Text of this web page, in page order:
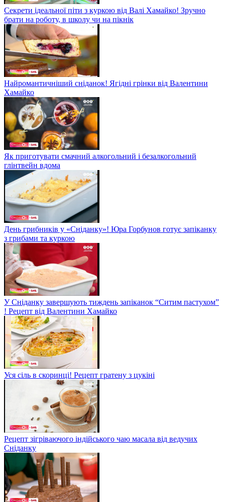
Секрети ідеальної піти з куркою від Валі Хамайко! Зручно
брати на роботу, в школу чи на пікнік
Найромантичніший сніданок! Ягідні грінки від Валентини
Хамайко
Як приготувати смачний алкогольний і безалкогольний
глінтвейн вдома
День грибників у «Сніданку»! Юра Горбунов готує запіканку
з грибами та куркою
У Сніданку завершують тиждень запіканок “Ситим пастухом”
! Рецепт від Валентини Хамайко
Уся сіль в скоринці! Рецепт гратену з цукіні
Рецепт зігріваючого індійського чаю масала від ведучих
Сніданку